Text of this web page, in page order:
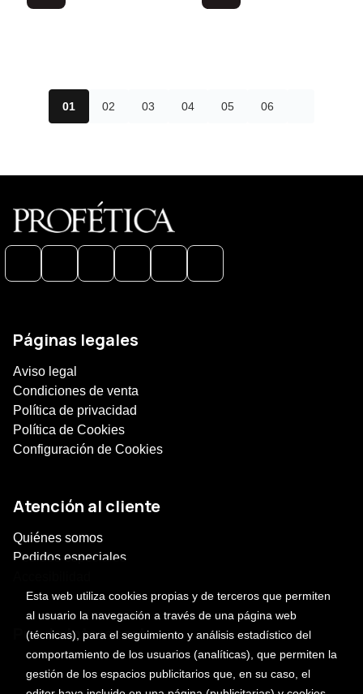
01 02 03 04 05 06
Páginas legales
Aviso legal
Condiciones de venta
Política de privacidad
Política de Cookies
Configuración de Cookies
Atención al cliente
Quiénes somos
Pedidos especiales
Puede interesarte
Esta web utiliza cookies propias y de terceros que permiten
al usuario la navegación a través de una página web
(técnicas), para el seguimiento y análisis estadístico del
comportamiento de los usuarios (analíticas), que permiten la
gestión de los espacios publicitarios que, en su caso, el